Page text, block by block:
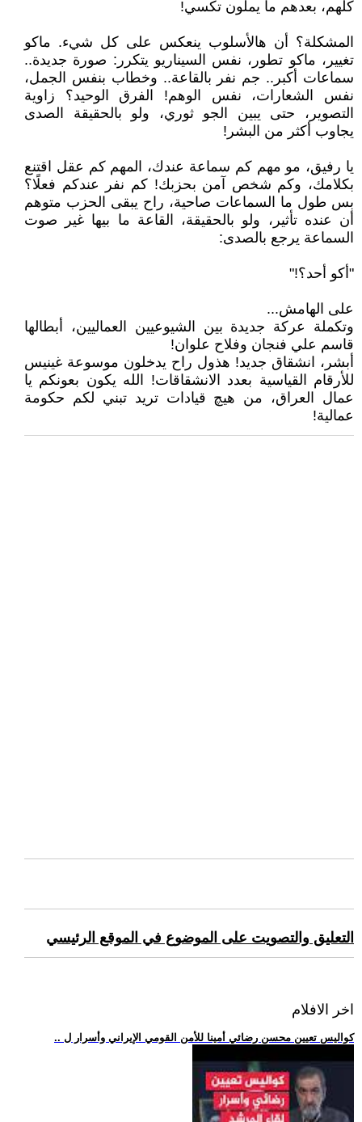
كلهم، بعدهم ما يملون تكسي!
المشكلة؟ أن هالأسلوب ينعكس على كل شيء. ماكو
تغيير، ماكو تطور، نفس السيناريو يتكرر: صورة جديدة..
سماعات أكبر.. جم نفر بالقاعة.. وخطاب بنفس الجمل،
نفس الشعارات، نفس الوهم! الفرق الوحيد؟ زاوية
التصوير، حتى يبين الجو ثوري، ولو بالحقيقة الصدى
يجاوب أكثر من البشر!
يا رفيق، مو مهم كم سماعة عندك، المهم كم عقل اقتنع
بكلامك، وكم شخص آمن بحزبك! كم نفر عندكم فعلًا؟
بس طول ما السماعات صاحية، راح يبقى الحزب متوهم
أن عنده تأثير، ولو بالحقيقة، القاعة ما بيها غير صوت
السماعة يرجع بالصدى:
"أكو أحد؟!"
على الهامش...
وتكملة عركة جديدة بين الشيوعيين العماليين، أبطالها
قاسم علي فنجان وفلاح علوان!
أبشر، انشقاق جديد! هذول راح يدخلون موسوعة غينيس
للأرقام القياسية بعدد الانشقاقات! الله يكون بعونكم يا
عمال العراق، من هيچ قيادات تريد تبني لكم حكومة
عمالية!
التعليق والتصويت على الموضوع في الموقع الرئيسي
اخر الافلام
.. كواليس تعيين محسن رضائي أمينا للأمن القومي الإيراني وأسرار ل